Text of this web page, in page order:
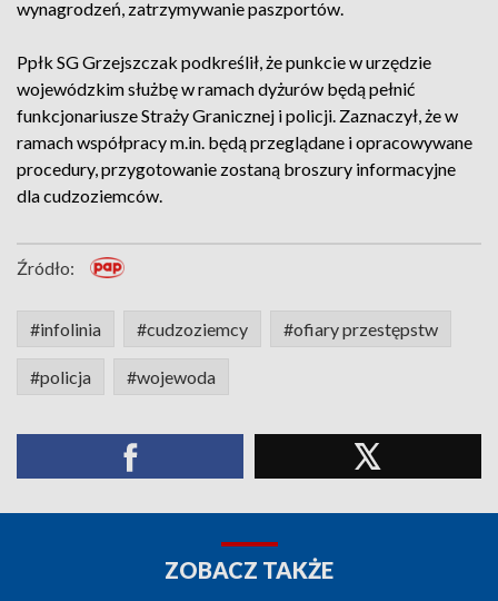
wynagrodzeń, zatrzymywanie paszportów.
Ppłk SG Grzejszczak podkreślił, że punkcie w urzędzie
wojewódzkim służbę w ramach dyżurów będą pełnić
funkcjonariusze Straży Granicznej i policji. Zaznaczył, że w
ramach współpracy m.in. będą przeglądane i opracowywane
procedury, przygotowanie zostaną broszury informacyjne
dla cudzoziemców.
Źródło:
#infolinia #cudzoziemcy #ofiary przestępstw
#policja #wojewoda
ZOBACZ TAKŻE